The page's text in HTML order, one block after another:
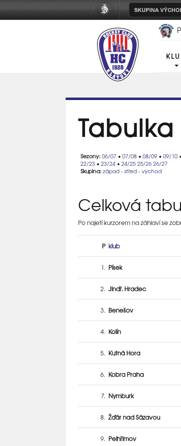
Sezony: 06/07 • 07/08 • 08/09 • 09/10 •
22/23 • 23/24 • 24/25 25/26 26/27
Skupina: západ - střed - východ
Celková
Po najetí kurzorem na záhlaví se
P klub
1. Písek
2. Jindř. Hradec
3. Benešov
4. Kolín
5. Kutná Hora
6. Kobra Praha
7. Nymburk
8. Žďár nad Sázavou
9. Pelhřimov